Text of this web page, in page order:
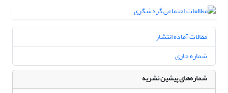
مقالات آماده انتشار
شماره جاری
شماره‌های پیشین نشریه